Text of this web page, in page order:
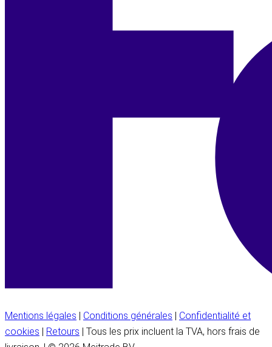
Mentions légales | Conditions générales | Confidentialité et
cookies | Retours | Tous les prix incluent la TVA, hors frais de